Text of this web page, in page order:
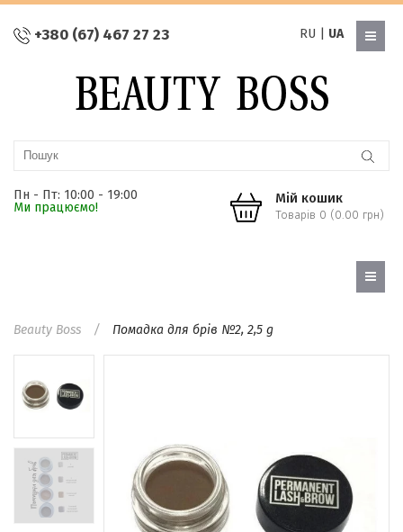
+380 (67) 467 27 23 RU UA
Пн - Пт: 10:00 - 19:00
Ми працюємо!
Мій кошик
Товарів 0 (0.00 грн)
Beauty Boss Помадка для брів №2, 2,5 g